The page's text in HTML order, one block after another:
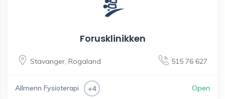
Forusklinikken
Stavanger Rogaland 515 76 627
Allmenn Fysioterapi +4 Open